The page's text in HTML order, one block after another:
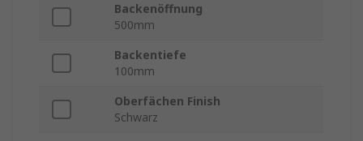
Backenöffnung
500mm
Backentiefe
100mm
Oberfächen Finish
Schwarz